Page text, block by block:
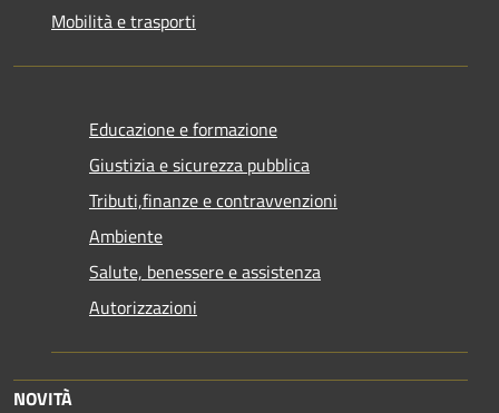
Mobilità e trasporti
Educazione e formazione
Giustizia e sicurezza pubblica
Tributi,finanze e contravvenzioni
Ambiente
Salute, benessere e assistenza
Autorizzazioni
NOVITÀ